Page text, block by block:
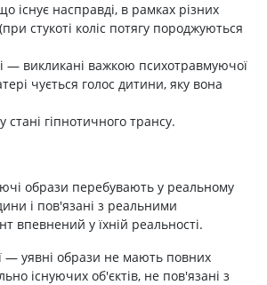
існує насправді, в рамках різних
стукоті коліс потягу породжуються
— викликані важкою психотравмуючої
чується голос дитини, яку вона
стані гіпнотичного трансу.
образи перебувають у реальному
і пов'язані з реальними
впевнений у їхній реальності.
— уявні образи не мають повних
існуючих об'єктів, не пов'язані з